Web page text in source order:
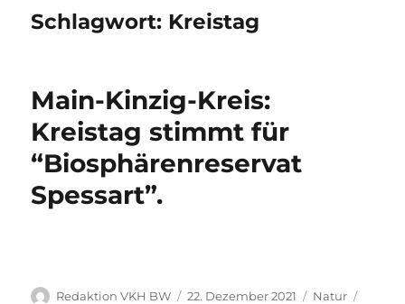
Schlagwort: Kreistag
Main-Kinzig-Kreis:
Kreistag stimmt für
“Biosphärenreservat
Spessart”.
Autor
Redaktion VKH BW
Veröffentlicht
22. Dezember 2021 Kategorien
Natur